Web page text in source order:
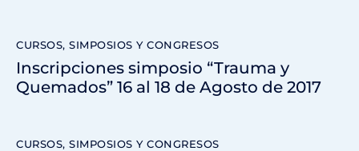
CURSOS, SIMPOSIOS Y CONGRESOS
Inscripciones simposio “Trauma y
Quemados” 16 al 18 de Agosto de 2017
CURSOS, SIMPOSIOS Y CONGRESOS